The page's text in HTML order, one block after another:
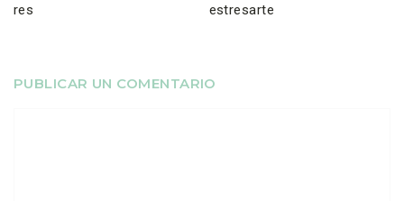
res
estresarte
PUBLICAR UN COMENTARIO